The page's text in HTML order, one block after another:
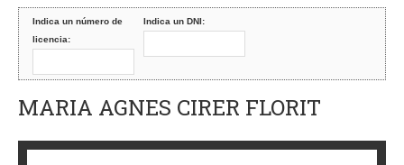
Indica un número de
licencia:
Indica un DNI:
MARIA AGNES CIRER FLORIT